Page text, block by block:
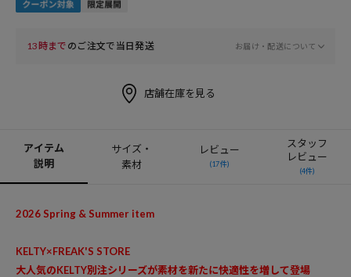
13時まで のご注文で当日発送 お届け・配送について
店舗在庫を見る
アイテム
説明
サイズ・
素材
レビュー
(17件)
スタッフ
レビュー
(4件)
2026 Spring & Summer item
KELTY×FREAK'S STORE
大人気のKELTY別注シリーズが素材を新たに快適性を増して登場